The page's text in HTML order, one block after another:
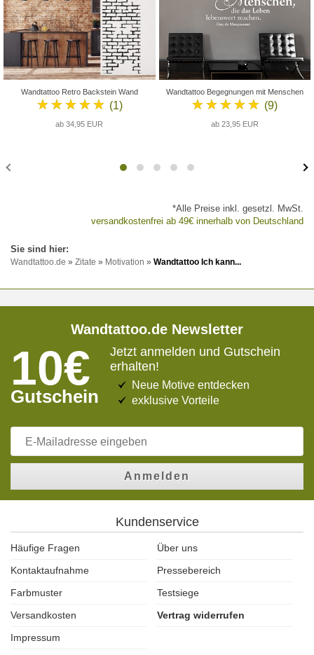
Wandtattoo Retro Backstein Wand
★★★★★ (1)
ab 34,95 EUR
Wandtattoo Begegnungen mit Menschen
★★★★★ (9)
ab 23,95 EUR
*Alle Preise inkl. gesetzl. MwSt.
versandkostenfrei ab 49€ innerhalb von Deutschland
Wandtattoo.de » Zitate » Motivation » Wandtattoo Ich kann...
Wandtattoo.de Newsletter
10€
Gutschein
Jetzt anmelden und Gutschein
erhalten!
Neue Motive entdecken
exklusive Vorteile
Anmelden
Kundenservice
Häufige Fragen
Über uns
Kontaktaufnahme
Pressebereich
Farbmuster
Testsiege
Versandkosten
Vertrag widerrufen
Impressum